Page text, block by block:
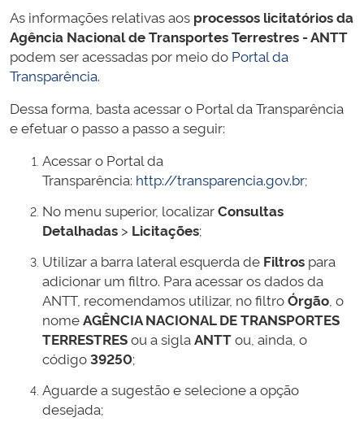
As informações relativas aos processos licitatórios da
Agência Nacional de Transportes Terrestres - ANTT
podem ser acessadas por meio do Portal da
Transparência.
Dessa forma, basta acessar o Portal da Transparência
e efetuar o passo a passo a seguir:
Acessar o Portal da
Transparência: http://transparencia.gov.br;
No menu superior, localizarConsultas
Detalhadas > Licitações;
Utilizar a barra lateral esquerda de Filtros para
adicionar um filtro. Para acessar os dados da
ANTT, recomendamos utilizar, no filtroÓrgão , o
nomeAGÊNCIA NACIONAL DE TRANSPORTES
TERRESTRESou a siglaANTTou, ainda, o
código39250;
Aguarde a sugestão e selecione a opção
desejada;